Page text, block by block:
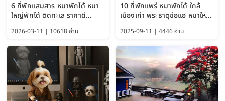
6 ที่พักแสมสาร หมาพักได้ หมา
ใหญ่พักได้ ติดทะเล ราคาดี
2026-03-11 | 10618 อ่าน
10 ที่พักแพร่ หมาพักได้ ใกล้
เมืองเก่า พระธาตุช่อแฮ หมาใหญ่
พักได้ด้วย อัปเดต 2569
2025-09-11 | 4446 อ่าน